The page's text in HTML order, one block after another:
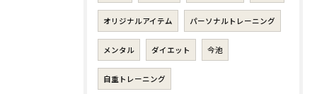
オリジナルアイテム パーソナルトレーニング
メンタル ダイエット 今池
自重トレーニング